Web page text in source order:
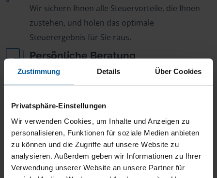
Zustimmung Details Über Cookies
Privatsphäre-Einstellungen
Wir verwenden Cookies, um Inhalte und Anzeigen zu
personalisieren, Funktionen für soziale Medien anbieten
zu können und die Zugriffe auf unsere Website zu
analysieren. Außerdem geben wir Informationen zu Ihrer
Verwendung unserer Website an unsere Partner für
Wir sichern Ihnen alle Steuervorteile, die Ihnen
zustehen, und holen das optimale
Steuerergebnis für Sie raus.
Persönliche Beratung
Bei Fragen zur Steuer ist Ihre VLH-Beratungsstelle
immer für Sie da – ohne Zusatzkosten.
Fairer Beitrag
Sie zahlen für alle unsere Leistungen nur einen
jährlichen Mitgliedsbeitrag, der sich nach Ihren
Jahreseinnahmen richtet.